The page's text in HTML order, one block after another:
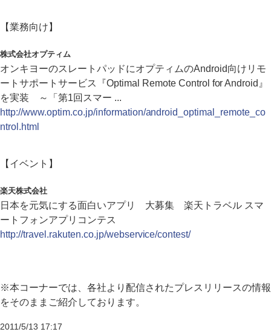
【業務向け】
株式会社オプティム
オンキヨーのスレートパッドにオプティムのAndroid向けリモ
ートサポートサービス『Optimal Remote Control for Android』
を実装 ～「第1回スマー ...
http://www.optim.co.jp/information/android_optimal_remote_co
ntrol.html
【イベント】
楽天株式会社
日本を元気にする面白いアプリ 大募集 楽天トラベル スマ
ートフォンアプリコンテス
http://travel.rakuten.co.jp/webservice/contest/
※本コーナーでは、各社より配信されたプレスリリースの情報
をそのままご紹介しております。
2011/5/13 17:17